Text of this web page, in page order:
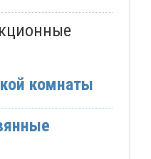
комнаты